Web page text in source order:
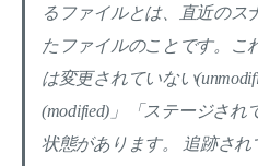
るファイルとは、直近のス
たファイルのことです。こ
は変更されていない
(modified)」「ステージされ
状態があります。 追跡さ